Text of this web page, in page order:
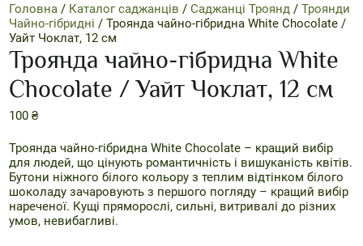
Головна / Каталог саджанців /Саджанці Троянд /Троянди
Чайно-гібридні / Троянда чайно-гібридна White Chocolate /
Уайт Чоклат, 12 см
Троянда чайно-гібридна White
Chocolate / Уайт Чоклат, 12 см
100₴
Троянда чайно-гібридна White Chocolate – кращий вибір
для людей, що цінують романтичність і вишуканість квітів.
Бутони ніжного білого кольору з теплим відтінком білого
шоколаду зачаровують з першого погляду – кращий вибір
нареченої. Кущі пряморослі, сильні, витривалі до різних
умов, невибагливі.